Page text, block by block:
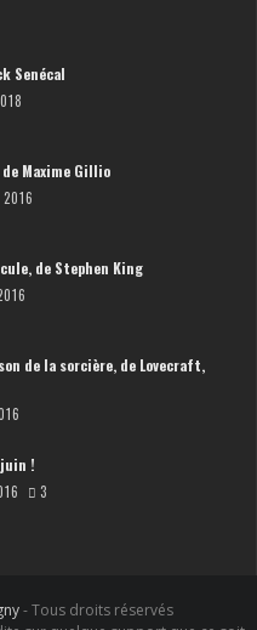
Senécal
de Maxime Gillio
de Stephen King
de la sorcière, de Lovecraft,
!
3
- Tous droits réservés